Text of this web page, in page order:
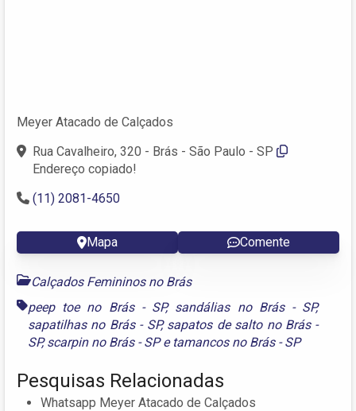
Meyer Atacado de Calçados
Rua Cavalheiro, 320 - Brás - São Paulo - SP
Endereço copiado!
(11) 2081-4650
Mapa Comente
Calçados Femininos no Brás
peep toe no Brás - SP, sandálias no Brás - SP,
sapatilhas no Brás - SP, sapatos de salto no Brás -
SP,scarpin no Brás - SPe tamancos no Brás - SP
Pesquisas Relacionadas
Whatsapp Meyer Atacado de Calçados